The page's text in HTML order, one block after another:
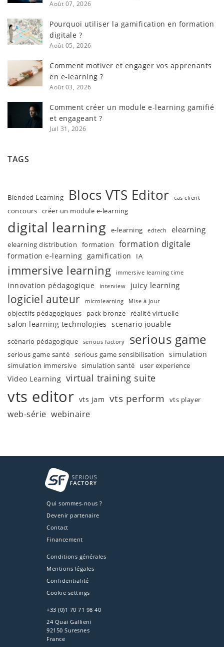
Août 07, 2026
Pourquoi utiliser la gamification en formation
digitale ?
Août 05, 2026
Comment motiver et engager vos apprenants
en e-learning ?
Août 03, 2026
Comment créer un module e-learning gamifié
et engageant ?
Juil 31, 2026
TAGS
Blended Learning Blocs VTS Editor cas client
concours créer un module e-learning
digital learning e-learning edtech elearning
elearning distribution formation formation digitale
formation e-learning gamification IA
immersive learning immersive learning time
innovation pédagogique interview juicy learning
logiciel auteur microlearning Mise à jour
objectifs pédagogiques pack bronze réalité virtuelle
salon learning technologies scenario jouable
scénario pédagogique serious factory serious game
serious game santé serious game sensibilisation simulation
simulation immersive simulation santé user experience
Video Learning virtual training suite
vts editor vts jam vts perform vts player
web-série webinaire
Qui sommes-nous ?
Devenir partenaire
Contact
Financement
Conditions générales
Mentions légales
Confidentialité
Cookie settings
+33 (0)1 70 71 98 40
24 Quai Gallieni
92150 Suresnes
France